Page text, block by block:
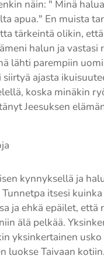
näin: " Minä
apua." En muista
tärkeintä olikin, että
halun ja vastasi
lähti parempiin
ajasta
koska minäkin
Jeesuksen
kynnyksellä ja
itsesi
ja ehkä epäilet, että
älä pelkää.
yksinkertainen
luokse Taivaan kotiin.